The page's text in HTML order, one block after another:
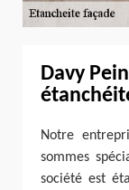
Davy
Notre
sommes
société est